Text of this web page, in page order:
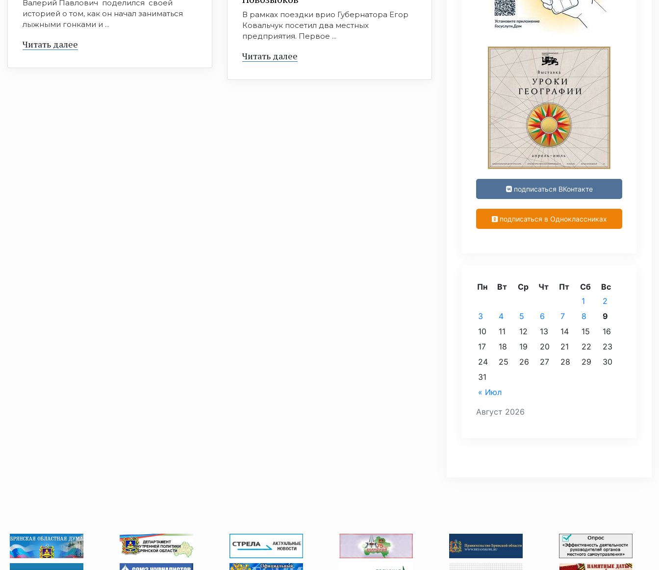
Валерий Павлович поделился своей
историей о том, как он начал заниматься
лыжными гонками и ...
Читать далее
В рамках поездки врио Губернатора Егор
Ковальчук посетил два местных
предприятия. Первое ...
Читать далее
подписаться ВКонтакте
подписаться в Одноклассниках
Август 2026
Пн Вт Ср Чт Пт Сб Вс
« Июл
1
2
3
4 5 6 7 8
9
10
11 12 13 14 15
16
17
18 19 20 21 22
23
24
25 26 27 28 29
30
31